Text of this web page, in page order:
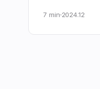
7 min 2024.12